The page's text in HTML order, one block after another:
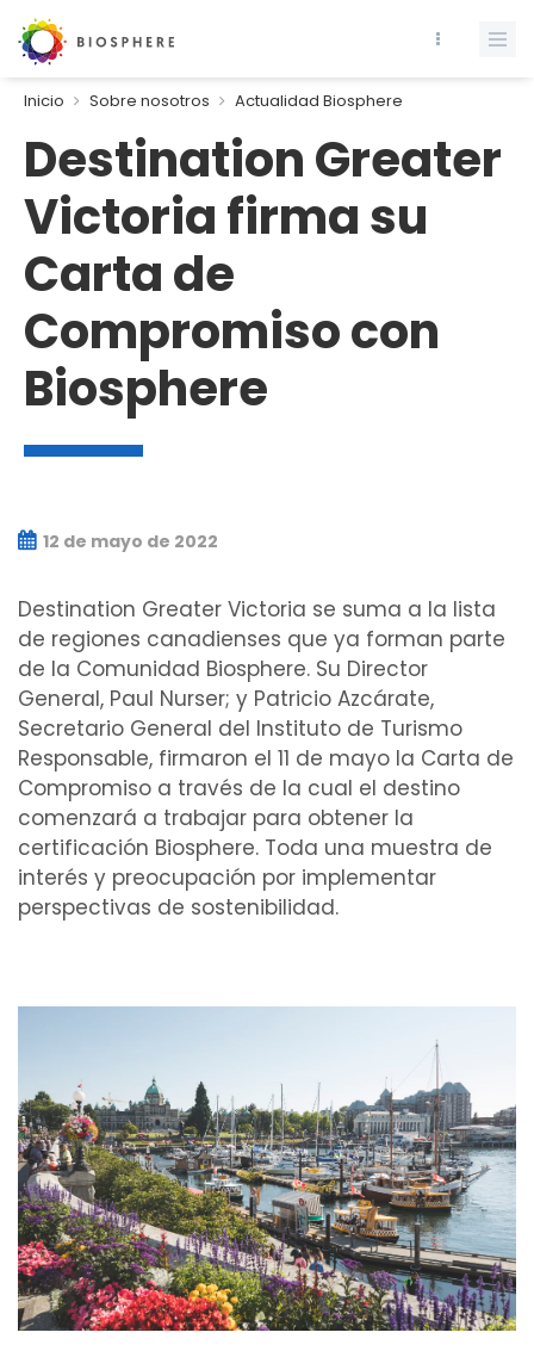
Inicio Sobre nosotros Actualidad Biosphere
Destination Greater
Victoria firma su
Carta de
Compromiso con
Biosphere
12 de mayo de 2022
Destination Greater Victoria se suma a la lista
de regiones canadienses que ya forman parte
de la Comunidad Biosphere. Su Director
General, Paul Nurser; y Patricio Azcárate,
Secretario General del Instituto de Turismo
Responsable, firmaron el 11 de mayo la Carta de
Compromiso a través de la cual el destino
comenzará a trabajar para obtener la
certificación Biosphere. Toda una muestra de
interés y preocupación por implementar
perspectivas de sostenibilidad.